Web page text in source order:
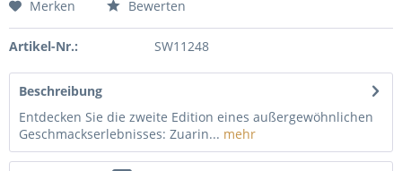
Merken Bewerten
Artikel-Nr.: SW11248
Beschreibung
Entdecken Sie die zweite Edition eines außergewöhnlichen
Geschmackserlebnisses: Zuarin... mehr